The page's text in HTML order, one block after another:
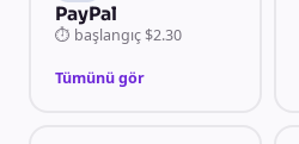
PayPal
⏱ başlangıç $2.30
Tümünü gör